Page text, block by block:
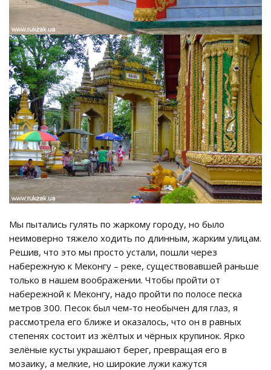
Мы пытались гулять по жаркому городу, но было
неимоверно тяжело ходить по длинным, жарким улицам.
Решив, что это мы просто устали, пошли через
набережную к Меконгу – реке, существовавшей раньше
только в нашем воображении. Чтобы пройти от
набережной к Меконгу, надо пройти по полосе песка
метров 300. Песок был чем-то необычен для глаз, я
рассмотрела его ближе и оказалось, что он в равных
степенях состоит из жёлтых и чёрных крупинок. Ярко
зелёные кусты украшают берег, превращая его в
мозаику, а мелкие, но широкие лужи кажутся